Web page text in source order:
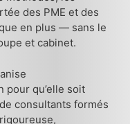
des PME et des
en plus — sans le
et cabinet.
pour qu’elle soit
consultants formés